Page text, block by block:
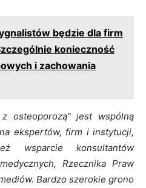
będzie dla firm
konieczność
i zachowania
osteoporozą” jest wspólną
ekspertów, firm i instytucji,
wsparcie konsultantów
Rzecznika Praw
Bardzo szerokie grono